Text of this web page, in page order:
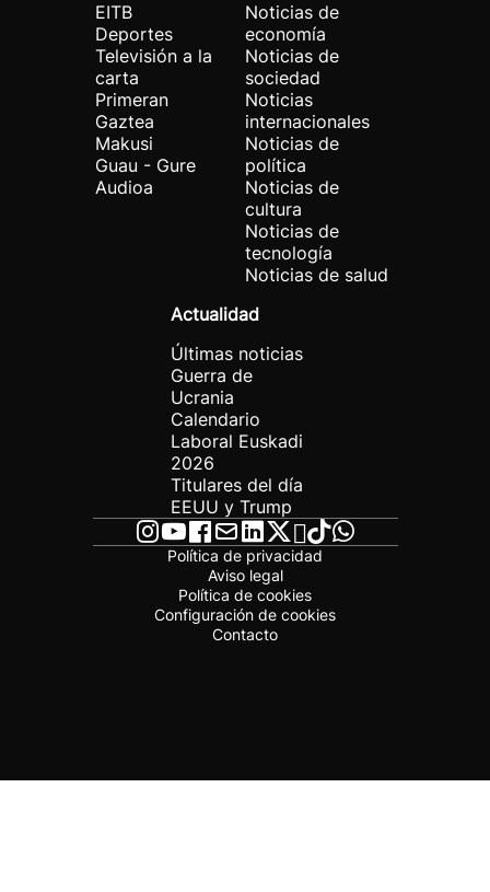
EITB
Deportes
Televisión a la
carta
Primeran
Gaztea
Makusi
Guau - Gure
Audioa
Noticias de
economía
Noticias de
sociedad
Noticias
internacionales
Noticias de
política
Noticias de
cultura
Noticias de
tecnología
Noticias de salud
Actualidad
Últimas noticias
Guerra de
Ucrania
Calendario
Laboral Euskadi
2026
Titulares del día
EEUU y Trump
Política de privacidad
Aviso legal
Política de cookies
Configuración de cookies
Contacto